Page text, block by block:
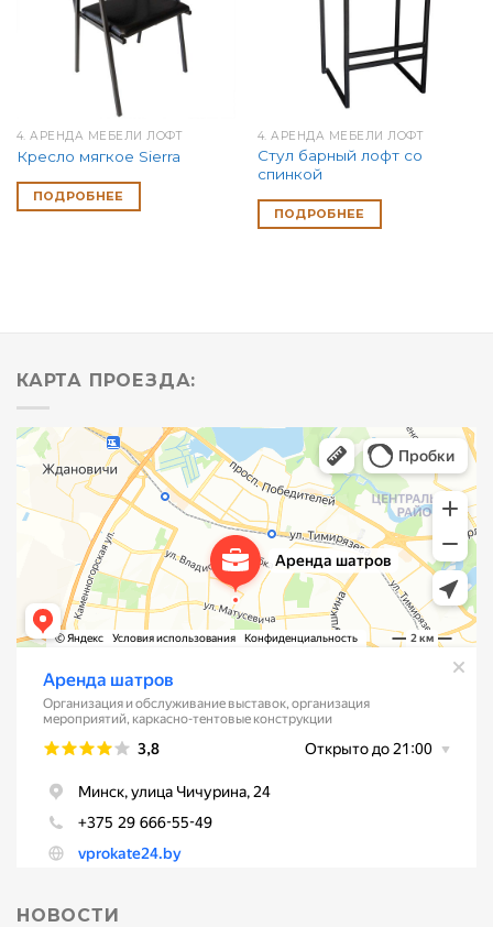
4. АРЕНДА МЕБЕЛИ ЛОФТ
Кресло мягкое Sierra
ПОДРОБНЕЕ
4. АРЕНДА МЕБЕЛИ ЛОФТ
Стул барный лофт со
спинкой
ПОДРОБНЕЕ
КАРТА ПРОЕЗДА:
НОВОСТИ